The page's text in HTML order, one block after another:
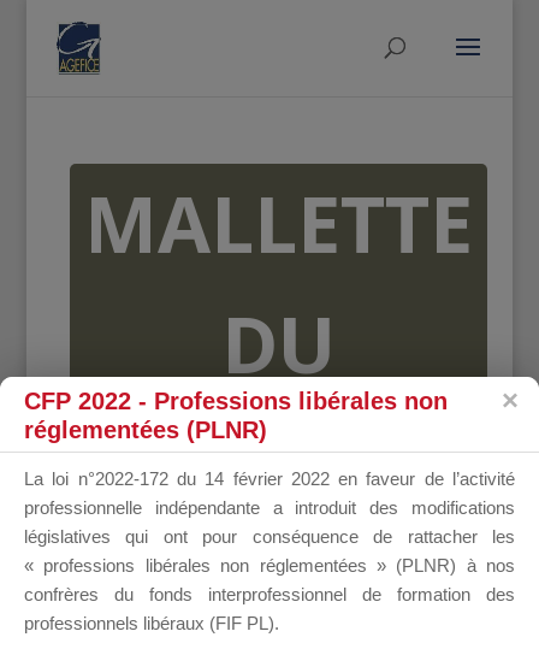
MALLETTE
DU
DIRIGEANT
Groupe Public
il y a un mois
CFP 2022 - Professions libérales non
réglementées (PLNR)
La loi n°2022-172 du 14 février 2022 en faveur de l’activité
professionnelle indépendante a introduit des modifications
législatives qui ont pour conséquence de rattacher les
« professions libérales non réglementées » (PLNR) à nos
confrères du fonds interprofessionnel de formation des
professionnels libéraux (FIF PL).